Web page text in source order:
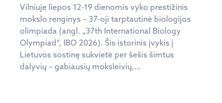
Vilniuje liepos 12-19 dienomis vyko prestižinis
mokslo renginys – 37-oji tarptautinė biologijos
olimpiada (angl. „37th International Biology
Olympiad“, IBO 2026). Šis istorinis įvykis į
Lietuvos sostinę sukvietė per šešis šimtus
dalyvių – gabiausių moksleivių,…